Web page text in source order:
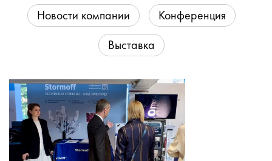
Новости компании
Конференция
Выставка